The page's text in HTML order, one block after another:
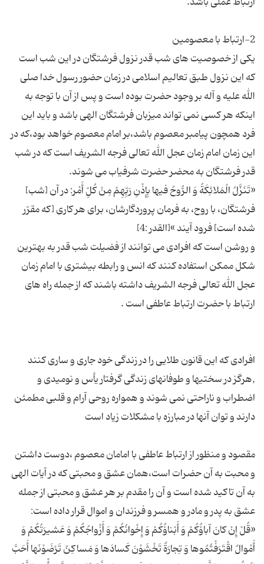
یكی از خصوصیت های شب قدر نزول فرشتگان در این شب است
كه این نزول طبق تعالیم اسلامی در زمان حضور رسول خدا صلی
الله علیه و آله بر وجود حضرت بوده است و پس از آن با توجه به
اینكه هر كسی نمی تواند میزبان فرشتگان الهی باشد و باید این
فرد همچون پیامبر معصوم باشد،بر امام معصوم خواهد بود،كه در
این زمان امام زمان عجل الله تعالی فرجه الشریف است كه در شب
«تَنَزَّلُ الْمَلائِكَةُ وَ الرُّوحُ فیها بِإِذْنِ رَبِّهِمْ مِنْ كُلِّ أَمْر: در آن [شب‏]
فرشتگان، با روح، به فرمان پروردگارشان، براى هر كارى [كه مقرّر
و روشن است كه افرادی می توانند از فضیلت شب قدر به بهترین
شكل ممكن استفاده كنند كه انس و رابطه بیشتری با امام زمان
عجل الله تعالی فرجه الشریف داشته باشند كه از جمله راه های
افرادی که این قانون طلایی را در زندگی خود جاری و ساری کنند
,هرگز در سختیها و طوفانهاى زندگى گرفتار یأس و نومیدى و
اضطراب و ناراحتى نمى شوند و همواره روحى آرام و قلبى مطمئن
مقصود و منظور از ارتباط عاطفی با امامان معصوم ،دوست داشتن
و محبت به آن حضرات است،همان عشق و محبتی كه در آیات الهی
به آن تاكید شده است و آن را مقدم بر هر عشق و محبتی از جمله
«قُلْ إِنْ كانَ آباۆُكُمْ وَ أَبْناۆُكُمْ وَ إِخْوانُكُمْ وَ أَزْواجُكُمْ وَ عَشیرَتُكُمْ وَ
أَمْوالٌ اقْتَرَفْتُمُوها وَ تِجارَةٌ تَخْشَوْنَ كَسادَها وَ مَساكِنُ تَرْضَوْنَها أَحَبَّ